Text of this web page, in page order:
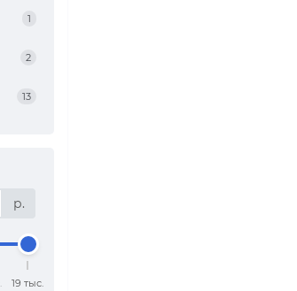
1
2
13
р.
19 тыс.